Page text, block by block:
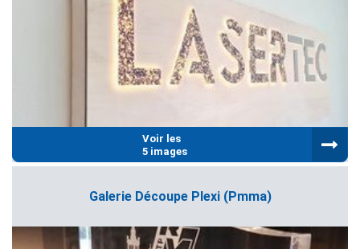
Voir les
5 images
Galerie Découpe Plexi (pmma)